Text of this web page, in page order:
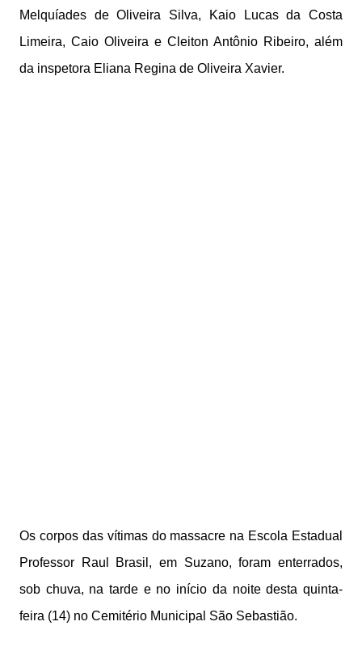
Melquíades de Oliveira Silva, Kaio Lucas da Costa
Limeira, Caio Oliveira e Cleiton Antônio Ribeiro, além
da inspetora Eliana Regina de Oliveira Xavier.
Os corpos das vítimas do massacre na Escola Estadual
Professor Raul Brasil, em Suzano, foram enterrados,
sob chuva, na tarde e no início da noite desta quinta-
feira (14) no Cemitério Municipal São Sebastião.